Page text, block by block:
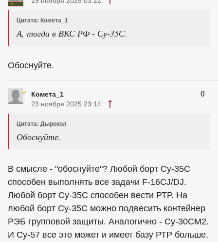
Цитата: Комета_1
А, тогда в ВКС РФ - Су-35С.
Обоснуйте.
Комета_1 0
23 ноября 2025 23:14
Цитата: Дырокол
Обоснуйте.
В смысле - "обоснуйте"? Любой борт Су-35С
способен выполнять все задачи F-16CJ/DJ.
Любой борт Су-35С способен вести РТР. На
любой борт Су-35С можно подвесить контейнер
РЭБ групповой защиты. Аналогично - Су-30СМ2.
И Су-57 все это может и имеет базу РТР больше,